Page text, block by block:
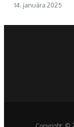
14. januára 2025